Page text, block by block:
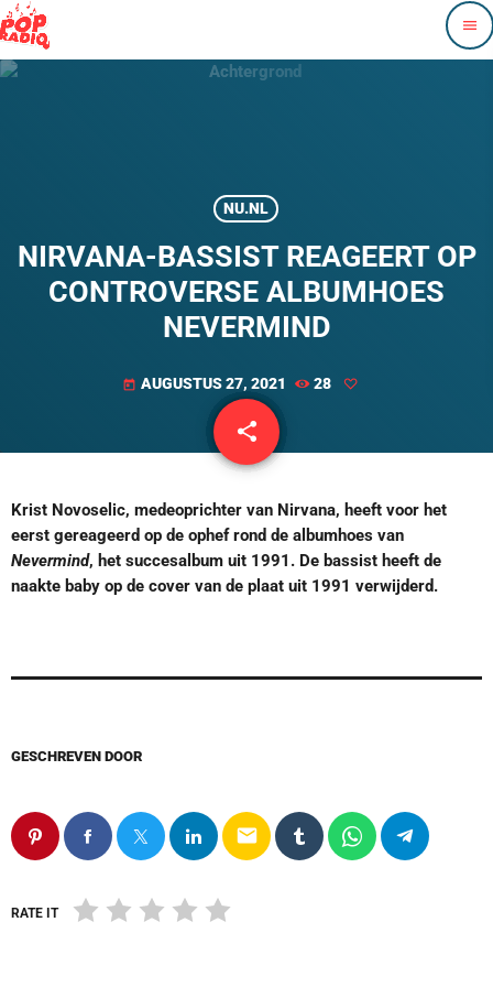
menu
NU.NL
NIRVANA-BASSIST REAGEERT OP
CONTROVERSE ALBUMHOES
NEVERMIND
today AUGUSTUS 27, 2021 28
share
email
Krist Novoselic, medeoprichter van Nirvana, heeft voor het
eerst gereageerd op de ophef rond de albumhoes van
Nevermind, het succesalbum uit 1991. De bassist heeft de
naakte baby op de cover van de plaat uit 1991 verwijderd.
GESCHREVEN DOOR
email
RATE IT